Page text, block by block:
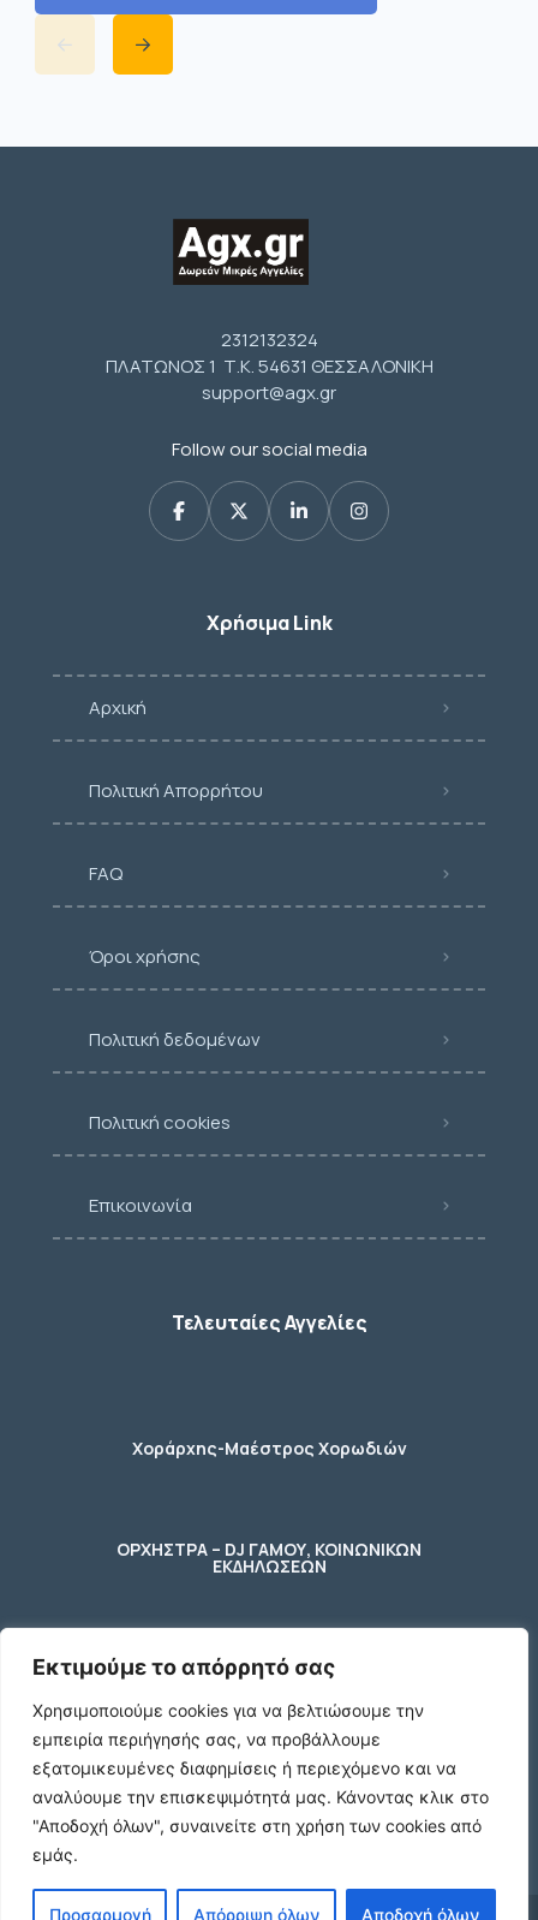
Εκτιμούμε το απόρρητό σας
Χρησιμοποιούμε cookies για να βελτιώσουμε την
εμπειρία περιήγησής σας, να προβάλλουμε
εξατομικευμένες διαφημίσεις ή περιεχόμενο και να
αναλύουμε την επισκεψιμότητά μας. Κάνοντας κλικ στο
"Αποδοχή όλων", συναινείτε στη χρήση των cookies από
εμάς.
Προσαρμογή Απόρριψη όλων Αποδοχή όλων
2312132324
ΠΛΑΤΩΝΟΣ 1 Τ.Κ. 54631 ΘΕΣΣΑΛΟΝΙΚΗ
support@agx.gr
Follow our social media
Χρήσιμα Link
Αρχική
Πολιτική Απορρήτου
FAQ
Όροι χρήσης
Πολιτική δεδομένων
Πολιτική cookies
Επικοινωνία
Τελευταίες Αγγελίες
Χοράρχης-Μαέστρος Χορωδιών
ΟΡΧΗΣΤΡΑ – DJ ΓΑΜΟΥ, ΚΟΙΝΩΝΙΚΩΝ
ΕΚΔΗΛΩΣΕΩΝ
φύλακας – κηπουρος
2 Ποτήρια μπύρας ενός λίτρου (1 L)
γυάλινα με χερούλι
€10